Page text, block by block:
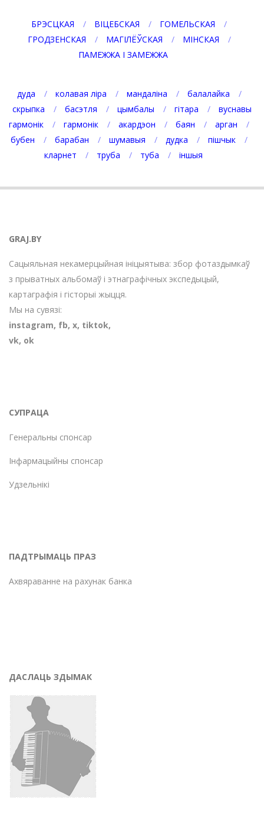
БРЭСЦКАЯ ВІЦЕБСКАЯ
ГОМЕЛЬСКАЯ
ГРОДЗЕНСКАЯ
МАГІЛЁЎСКАЯ
МІНСКАЯ
ПАМЕЖЖА І ЗАМЕЖЖА
дуда колавая ліра мандаліна
балалайка
скрыпка
басэтля цымбалы гітара
вуснавы
гармонік
гармонік акардэон баян
арган
бубен
барабан шумавыя дудка
пішчык
кларнет
труба туба іншыя
GRAJ.BY
Сацыяльная некамерцыйная ініцыятыва: збор фотаздымкаў
з прыватных альбомаў і этнаграфічных экспедыцый,
картаграфія і гісторыі жыцця.
Мы на сувязі:
instagram, fb, х, tiktok,
vk, ok
СУПРАЦА
Генеральны спонсар
Інфармацыйны спонсар
Удзельнікі
ПАДТРЫМАЦЬ ПРАЗ
Ахвяраванне на рахунак банка
ДАСЛАЦЬ ЗДЫМАК